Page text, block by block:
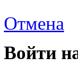
Отмена
Войти